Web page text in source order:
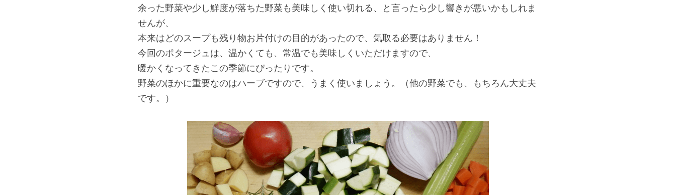
余った野菜や少し鮮度が落ちた野菜も美味しく使い切れる、と言ったら少し響きが悪いかもしれま
せんが、
本来はどのスープも残り物お片付けの目的があったので、気取る必要はありません！
今回のポタージュは、温かくても、常温でも美味しくいただけますので、
暖かくなってきたこの季節にぴったりです。
野菜のほかに重要なのはハーブですので、うまく使いましょう。（他の野菜でも、もちろん大丈夫
です。）